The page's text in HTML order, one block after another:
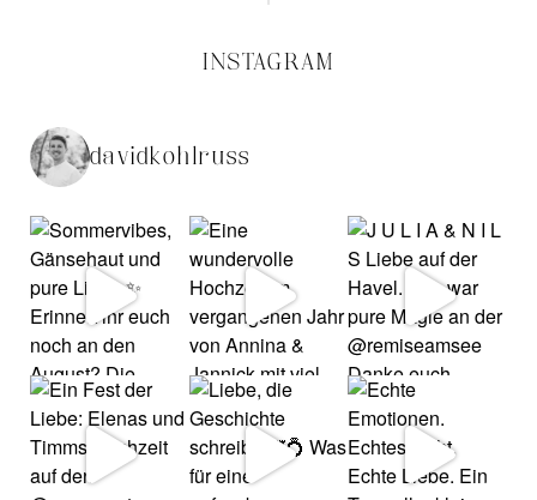
INSTAGRAM
davidkohlruss